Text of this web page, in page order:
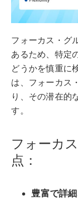
フォーカス・グ
あるため、特定
どうかを慎重に
は、フォーカス
り、その潜在的
す。
フォーカ
点：
豊富で詳